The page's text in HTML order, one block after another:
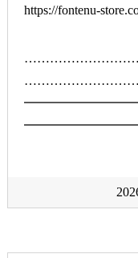
https://fontenu-